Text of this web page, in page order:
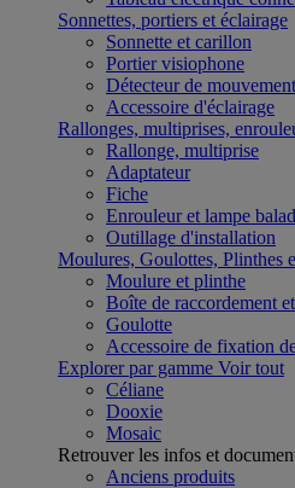
Sonnettes, portiers et éclairage
Sonnette et carillon
Portier visiophone
Détecteur de
Accessoire d'éclairage
Rallonges, multiprises,
Rallonge, multiprise
Adaptateur
Fiche
Enrouleur et lampe
Outillage d'installation
Moulures, Goulottes, Plinthes
Moulure et plinthe
Boîte de raccordement
Goulotte
Accessoire de fixation
Explorer par gamme Voir tout
Céliane
Dooxie
Mosaic
Retrouver les infos et
Anciens produits